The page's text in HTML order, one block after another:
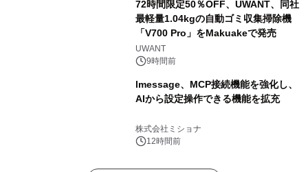
72時間限定50％OFF、UWANT、同社
最軽量1.04kgの自動ゴミ収集掃除機
「V700 Pro」をMakuakeで発売
UWANT
9時間前
lmessage、MCP接続機能を強化し、
AIから設定操作できる機能を拡充
株式会社ミショナ
12時間前